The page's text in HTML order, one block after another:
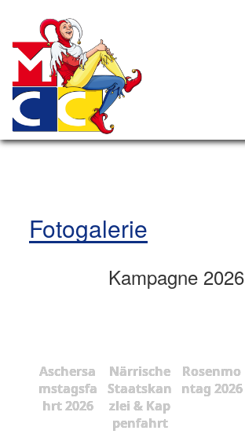
Fotogalerie
Kampagne 2026
Aschersa
mstagsfa
hrt 2026
Närrische
Staatskan
zlei & Kap
penfahrt
Rosenmo
ntag 2026